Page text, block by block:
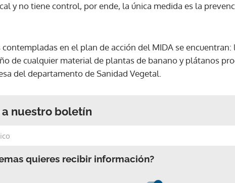
y no tiene control, por ende, la única medida es la
contempladas en el plan de acción del MIDA se
de cualquier material de plantas de banano y plátanos
del departamento de Sanidad Vegetal.
nuestro boletín
quieres recibir información?